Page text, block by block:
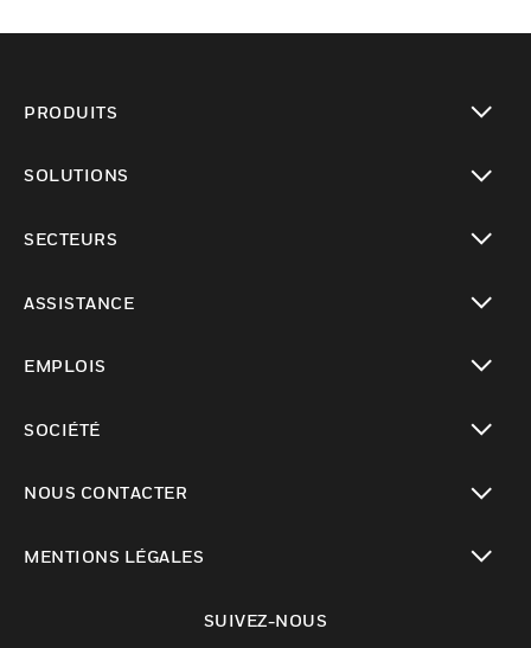
PRODUITS
SOLUTIONS
SECTEURS
ASSISTANCE
EMPLOIS
SOCIÉTÉ
NOUS CONTACTER
MENTIONS LÉGALES
SUIVEZ-NOUS